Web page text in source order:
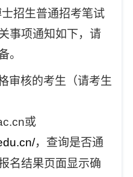
招生普通招考笔试
事项通知如下，请
。
审核的考生（请考生
或
，查询是否通
名结果页面显示确